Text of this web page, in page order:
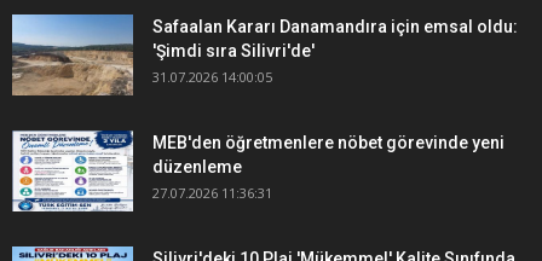
Safaalan Kararı Danamandıra için emsal oldu:
'Şimdi sıra Silivri'de'
31.07.2026 14:00:05
MEB'den öğretmenlere nöbet görevinde yeni
düzenleme
27.07.2026 11:36:31